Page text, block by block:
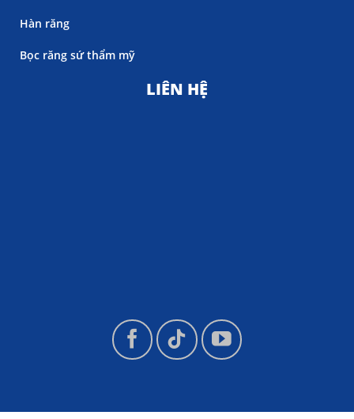
Hàn răng
Bọc răng sứ thẩm mỹ
LIÊN HỆ